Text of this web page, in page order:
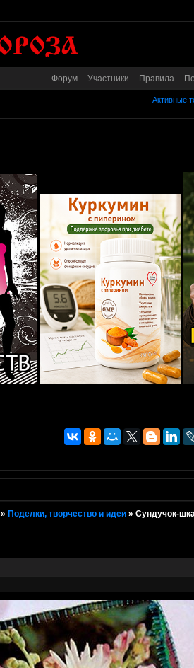
Форум Участники Правила
Активные
» Поделки, творчество и идеи »Сундучок-